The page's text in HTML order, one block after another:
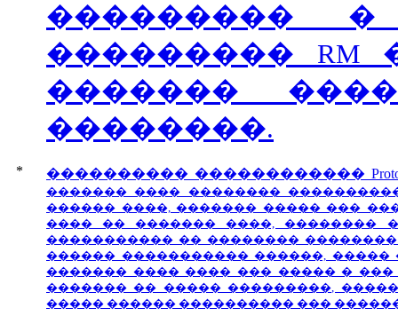
���������
��������� RM
�������
��������.
* ���������� ������������
������� ���� ��������
������ ����, ������� ����� ���
���� �� ������� ����, ��������
����������� �� ��������
������ ����������� ������,
������� ���� ���� ��� ����� �
������� �� ����� ���������,
����� ������ ���������� ���